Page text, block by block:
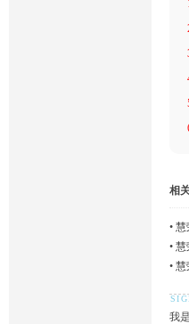
相
• 慧
量
• 慧
• 慧
我